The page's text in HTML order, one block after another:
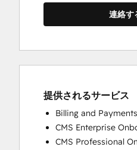
連絡す
提供されるサービス
Billing and
CMS Enterprise
CMS Professional